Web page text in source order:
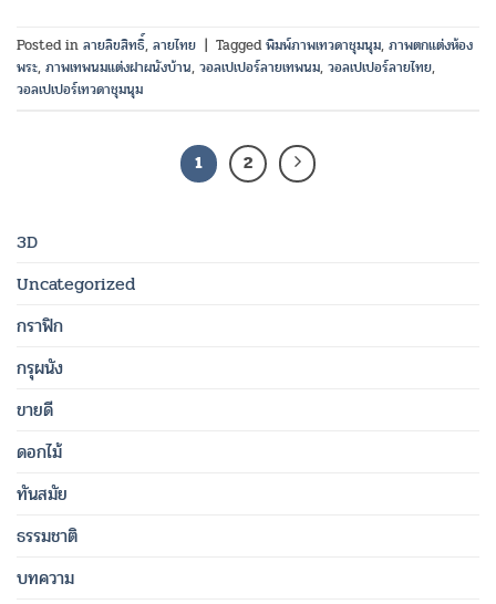
3D
Uncategorized
กราฟิก
กรุผนัง
ขายดี
ดอกไม้
ทันสมัย
ธรรมชาติ
บทความ
Posted in ลายลิขสิทธิ์, ลายไทย | Taggedพิมพ์ภาพเทวดาชุมนุม, ภาพตกแต่งห้อง
พระ, ภาพเทพนมแต่งฝาผนังบ้าน, วอลเปเปอร์ลายเทพนม, วอลเปเปอร์ลายไทย,
วอลเปเปอร์เทวดาชุมนุม
1 2